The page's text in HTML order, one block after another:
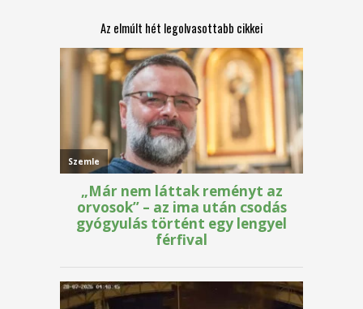
Az elmúlt hét legolvasottabb cikkei